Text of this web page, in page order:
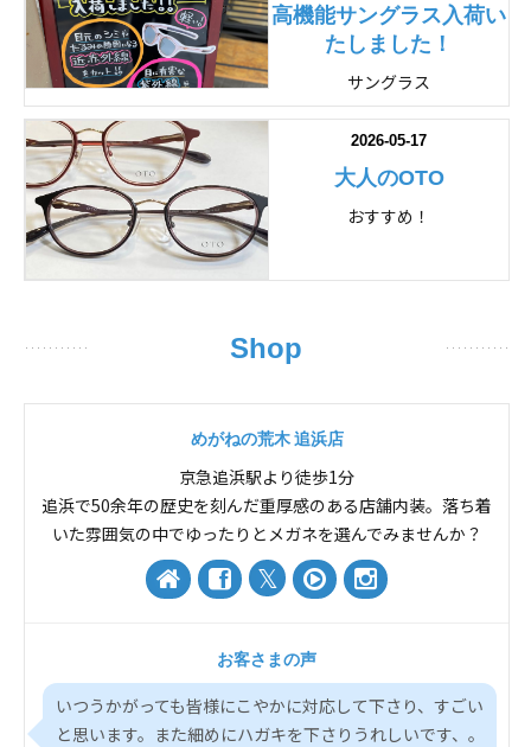
高機能サングラス入荷い
たしました！
サングラス
2026-05-17
大人のOTO
おすすめ！
Shop
めがねの荒木 追浜店
京急追浜駅より徒歩1分
追浜で50余年の歴史を刻んだ重厚感のある店舗内装。落ち着
いた雰囲気の中でゆったりとメガネを選んでみませんか？
お客さまの声
いつうかがっても皆様にこやかに対応して下さり、すごい
と思います。また細めにハガキを下さりうれしいです、。